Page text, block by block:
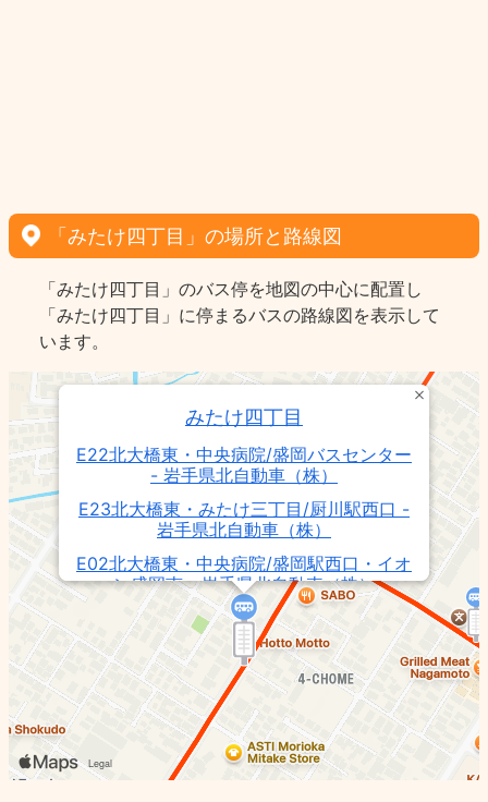
「みたけ四丁目」の場所と路線図
「みたけ四丁目」のバス停を地図の中心に配置し
「みたけ四丁目」に停まるバスの路線図を表示して
います。
みたけ四丁目
E22北大橋東・中央病院/盛岡バスセンター
- 岩手県北自動車（株）
E23北大橋東・みたけ三丁目/厨川駅西口 -
岩手県北自動車（株）
E02北大橋東・中央病院/盛岡駅西口・イオ
ン盛岡南 - 岩手県北自動車（株）
255みたけ中央線 - 岩手県交通（株）
231みたけ箱清水線 - 岩手県交通（株）
E03北大橋東・みたけ三丁目/厨川駅西口 -
岩手県北自動車（株）